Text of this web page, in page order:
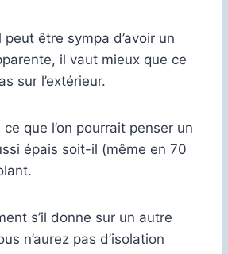
peut être sympa d’avoir un
il vaut mieux que ce
sur l’extérieur.
que l’on pourrait penser un
épais soit-il (même en 70
s’il donne sur un autre
n’aurez pas d’isolation